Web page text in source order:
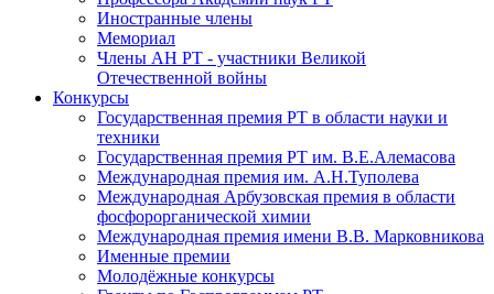
Иностранные члены
Мемориал
Члены АН РТ - участники Великой
Отечественной войны
Конкурсы
Государственная премия РТ в области науки и
техники
Государственная премия РТ им. В.Е.Алемасова
Международная премия им. А.Н.Туполева
Международная Арбузовская премия в области
фосфорорганической химии
Международная премия имени В.В. Марковникова
Именные премии
Молодёжные конкурсы